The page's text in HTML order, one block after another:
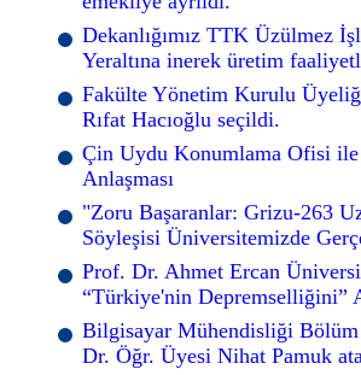
Dekanlığımız TTK Üzülmez
Yeraltına inerek üretim
Fakülte Yönetim Kurulu
Rıfat Hacıoğlu seçildi.
Çin Uydu Konumlama Ofisi
Anlaşması
"Zoru Başaranlar: Grizu-263
Söyleşisi Üniversitemizde
Prof. Dr. Ahmet Ercan
“Türkiye'nin Depremselliğini”
Bilgisayar Mühendisliği Bölüm
Dr. Öğr. Üyesi Nihat Pamuk